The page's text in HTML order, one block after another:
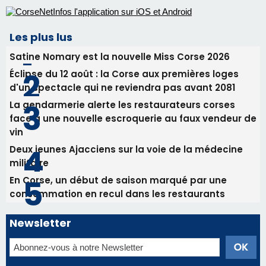
Les plus lus
Satine Nomary est la nouvelle Miss Corse 2026
Éclipse du 12 août : la Corse aux premières loges
d'un spectacle qui ne reviendra pas avant 2081
La gendarmerie alerte les restaurateurs corses
face à une nouvelle escroquerie au faux vendeur de
vin
Deux jeunes Ajacciens sur la voie de la médecine
militaire
En Corse, un début de saison marqué par une
consommation en recul dans les restaurants
Newsletter